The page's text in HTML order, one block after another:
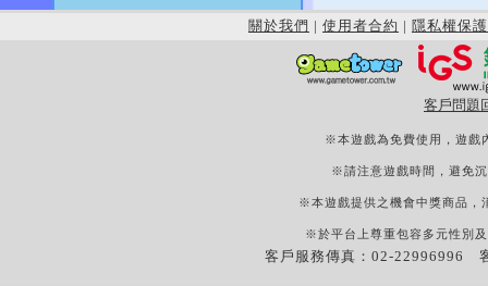
關於我們 | 使用者合約 | 隱私權保護
客戶問題
※本遊戲為免費使用，遊戲
※請注意遊戲時間，避免
※本遊戲提供之機會中獎商品，
※於平台上尊重包容多元性別
客戶服務傳真：02-22996996